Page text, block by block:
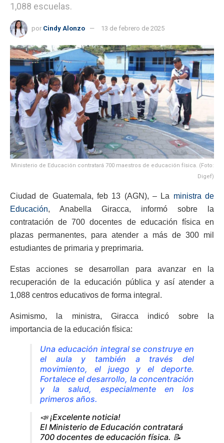
1,088 escuelas.
por Cindy Alonzo 13 de febrero de 2025
Ministerio de Educación contratará 700 maestros de educación física. (Foto:
Digef)
Ciudad de Guatemala, feb 13 (AGN), – La ministra de
Educación, Anabella Giracca, informó sobre la
contratación de 700 docentes de educación física en
plazas permanentes, para atender a más de 300 mil
estudiantes de primaria y preprimaria.
Estas acciones se desarrollan para avanzar en la
recuperación de la educación pública y así atender a
1,088 centros educativos de forma integral.
Asimismo, la ministra, Giracca indicó sobre la
importancia de la educación física:
Una educación integral se construye en
el aula y también a través del
movimiento, el juego y el deporte.
Fortalece el desarrollo, la concentración
y la salud, especialmente en los
primeros años.
📣 ¡Excelente noticia!
El Ministerio de Educación contratará
700 docentes de educación física. 📝